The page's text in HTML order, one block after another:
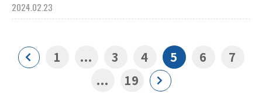
2024.02.23
1 ... 3 4 5 6
7
...
19